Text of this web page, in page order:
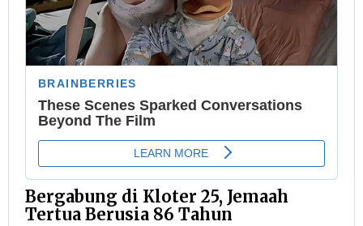
Bergabung di Kloter 25, Jemaah
Tertua Berusia 86 Tahun